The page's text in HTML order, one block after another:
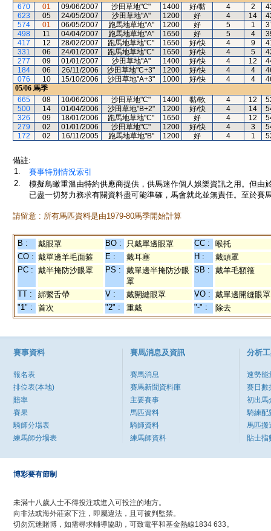
670
01 09/06/2007 沙田草地"C" 1400 好/黏 4 2
623
05 24/05/2007 沙田草地"A" 1200 好 4 14
574
01 06/05/2007 跑馬地草地"A" 1200 好 5 1
498
11 04/04/2007 跑馬地草地"A" 1650 好 5 4
417
12 28/02/2007 跑馬地草地"C" 1650 好/快 4 9
331
06 24/01/2007 跑馬地草地"C" 1650 好/快 4 5
277
09 01/01/2007 沙田草地"A" 1400 好/快 4 12
184
06 26/11/2006 沙田草地"C+3" 1200 好/快 4 4
076
10 15/10/2006 沙田草地"A+3" 1000 好/快 4 4
05/06 馬季
665
08 10/06/2006 沙田草地"C" 1400 黏/軟 4 12
500
14 01/04/2006 沙田草地"B+2" 1200 好/快 4 14
326
09 18/01/2006 跑馬地草地"C" 1650 好 4 12
279
02 01/01/2006 沙田草地"C" 1200 好/快 4 3
172
02 16/11/2005 跑馬地草地"B" 1200 好 4 1
備註:
1.
賽事特別情況索引
2.
模擬鳥瞰重溫由特約供應商提供，供馬迷作個人娛樂資訊之用。但
已盡一切努力務求有關資料盡可能準確，馬會就此並無責任。至於賽
請留意 : 所有馬匹資料是由1979-80馬季開始計算
B : 戴眼罩 BO : 只戴單邊眼罩 CC :
喉托
CO : 戴單邊羊毛面箍 E : 戴耳塞 H :
戴頭罩
PC : 戴半掩防沙眼罩 PS :
戴單邊半掩防沙眼
罩
SB : 戴羊毛額箍
TT : 綁繫舌帶 V : 戴開縫眼罩 VO : 戴單邊開縫眼罩
"1" :
首次 "2" : 重戴 "-" : 除去
賽事資料
報名表
排位表(本地)
賠率
賽果
騎師分場表
練馬師分場表
賽馬消息及資訊
賽馬消息
賽馬新聞資料庫
主要賽事
馬匹資料
騎師資料
練馬師資料
分析
速勢能
賽日數
初出馬
騎練配
馬匹搬
貼士指
博彩要有節制
未滿十八歲人士不得投注或進入可投注的地方。
向非法或海外莊家下注，即屬違法，且可被判監禁。
切勿沉迷賭博，如需尋求輔導協助，可致電平和基金熱線1834 633。